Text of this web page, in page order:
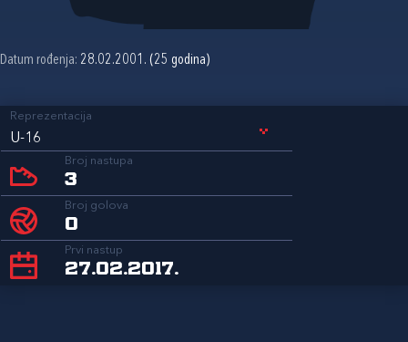
Datum rođenja: 28.02.2001. (25 godina)
Reprezentacija
U-16
Broj nastupa
3
Broj golova
0
Prvi nastup
27.02.2017.